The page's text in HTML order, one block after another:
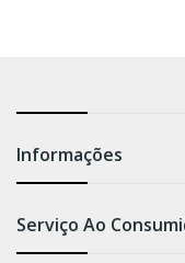
Informações
Serviço Ao